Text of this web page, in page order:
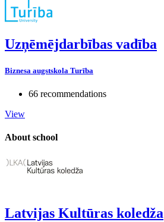
Uzņēmējdarbības vadība
Biznesa augstskola Turība
66 recommendations
View
About school
Latvijas Kultūras koledža